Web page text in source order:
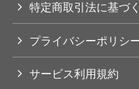
特定商取引法に基づ
プライバシーポリシ
サービス利用規約